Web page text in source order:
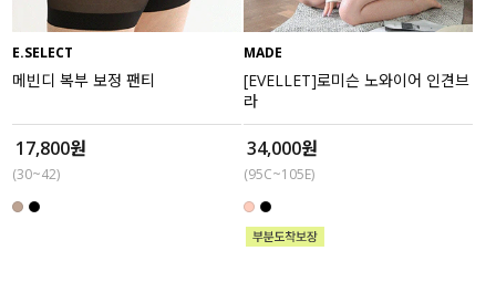
E.SELECT
메빈디 복부 보정 팬티
17,800원
(30~42)
MADE
[EVELLET]로미슨 노와이어 인견브
라
34,000원
(95C~105E)